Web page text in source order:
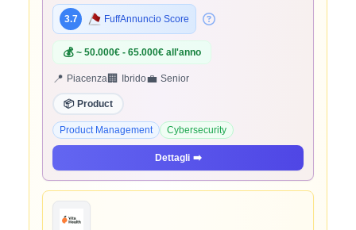
3.7 FuffAnnuncio Score
💰 ~ 50.000€ - 65.000€ all'anno
📍 Piacenza🏢 Ibrido💼 Senior
📦 Product
Product Management Cybersecurity
Dettagli ➡️